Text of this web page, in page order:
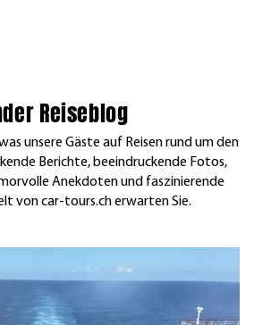
Reiseblog
unsere Gäste auf Reisen rund um den
Berichte, beeindruckende Fotos,
Anekdoten und faszinierende
von car-tours.ch erwarten Sie.